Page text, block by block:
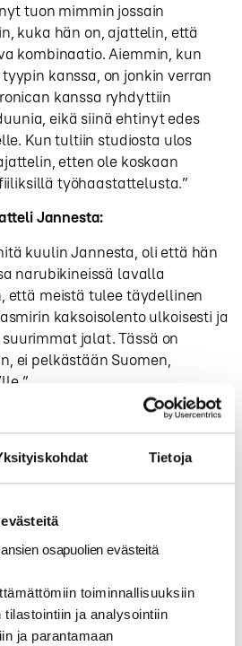
Tietoja
osapuolien evästeitä
toiminnallisuuksiin
tilastointiin ja analysointiin
ja parantamaan
tuon mimmin jossain
kuka hän on, ajattelin, että
kombinaatio. Aiemmin, kun
kanssa, on jonkin verran
kanssa ryhdyttiin
eikä siinä ehtinyt edes
Kun tultiin studiosta ulos
etten ole koskaan
työhaastattelusta.”
Jannesta:
kuulin Jannesta, oli että hän
narubikineissä lavalla
että meistä tulee täydellinen
kaksoisolento ulkoisesti ja
jalat. Tässä on
ei pelkästään Suomen,
entistäkin yllätyksellisempi
sillä hyvällä tavalla. Aiheet,
muinkin mahdollisin tavoin
nolojen tilanteiden
värikkäitä persoonia ja
ja niistä ei tingitä
heti ensimmäisistä
ja tuntui, kuin molemmat